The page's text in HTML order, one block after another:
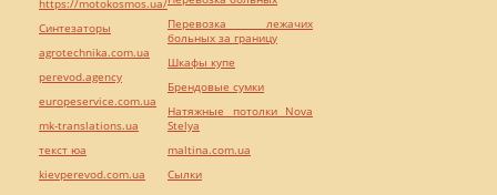
https://motokosmos.ua/
Синтезаторы
agrotechnika.com.ua
perevod.agency
europeservice.com.ua
mk-translations.ua
текст юа
kievperevod.com.ua
Перевозка лежачих
больных за границу
Шкафы купе
Брендовые сумки
Натяжные потолки Nova
Stelya
maltina.com.ua
Cылки